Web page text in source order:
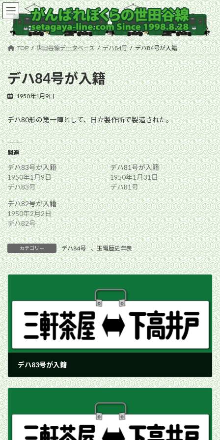
コ
ン
テ
ン
ツ
へ
ス
キ
ッ
プ
ナ
ビ
ゲ
ー
シ
ョ
ン
に
移
動
TOP 世田谷線データベース デハ84号 デハ84号が入籍
デハ84号が入籍
1950年1月9日
デハ80形の第一陣として、日立製作所で製造された。
関連
デハ83号が入籍
1950年1月9日
デハ83号
デハ81号が入籍
1950年1月31日
デハ81号
デハ82号が入籍
1950年2月2日
デハ82号
カテゴリー デハ84号 、玉電歴史年表
デハ83号が入籍
1950年1月9日